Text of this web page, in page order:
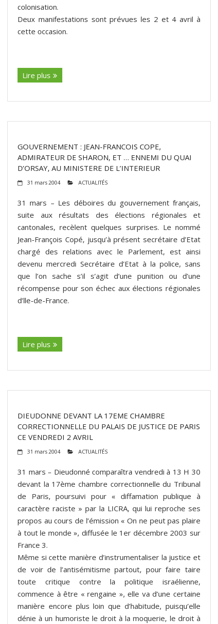
colonisation.
Deux manifestations sont prévues les 2 et 4 avril à
cette occasion.
Lire plus
GOUVERNEMENT : JEAN-FRANCOIS COPE,
ADMIRATEUR DE SHARON, ET … ENNEMI DU QUAI
D’ORSAY, AU MINISTERE DE L’INTERIEUR
31 mars 2004 ACTUALITÉS
31 mars – Les déboires du gouvernement français,
suite aux résultats des élections régionales et
cantonales, recèlent quelques surprises. Le nommé
Jean-François Copé, jusqu’à présent secrétaire d’Etat
chargé des relations avec le Parlement, est ainsi
devenu mercredi Secrétaire d’Etat à la police, sans
que l’on sache s’il s’agit d’une punition ou d’une
récompense pour son échec aux élections régionales
d’lle-de-France.
Lire plus
DIEUDONNE DEVANT LA 17EME CHAMBRE
CORRECTIONNELLE DU PALAIS DE JUSTICE DE PARIS
CE VENDREDI 2 AVRIL
31 mars 2004 ACTUALITÉS
31 mars – Dieudonné comparaîtra vendredi à 13 H 30
devant la 17ème chambre correctionnelle du Tribunal
de Paris, poursuivi pour « diffamation publique à
caractère raciste » par la LICRA, qui lui reproche ses
propos au cours de l’émission « On ne peut pas plaire
à tout le monde », diffusée le 1er décembre 2003 sur
France 3.
Même si cette manière d’instrumentaliser la justice et
de voir de l’antisémitisme partout, pour faire taire
toute critique contre la politique israélienne,
commence à être « rengaine », elle va d’une certaine
manière encore plus loin que d’habitude, puisqu’elle
dénie à un humoriste le droit à la moquerie, le droit à